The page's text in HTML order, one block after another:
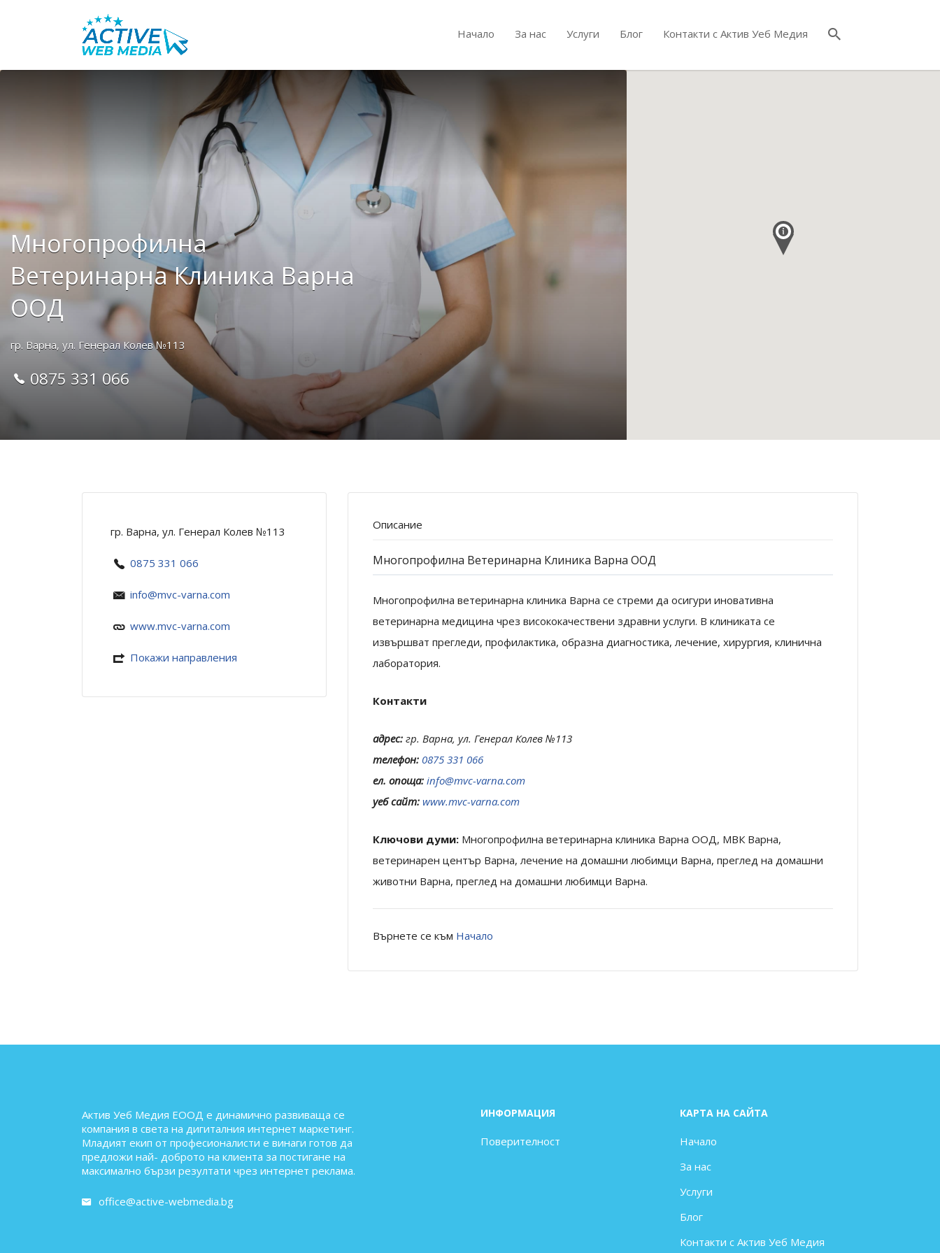
Начало За нас Услуги Блог Контакти с Актив Уеб Медия
Search
for:
Многопрофилна
Ветеринарна Клиника Варна
ООД
гр. Варна, ул. Генерал Колев №113
0875 331 066
гр. Варна, ул. Генерал Колев №113
0875 331 066
info@mvc-varna.com
www.mvc-varna.com
Покажи направления
Описание
Многопрофилна Ветеринарна Клиника Варна ООД
Многопрофилна ветеринарна клиника Варна се стреми да осигури иновативна
ветеринарна медицина чрез висококачествени здравни услуги. В клиниката се
извършват прегледи, профилактика, образна диагностика, лечение, хирургия, клинична
лаборатория.
Контакти
адрес: гр. Варна, ул. Генерал Колев №113
телефон: 0875 331 066
ел. опоща: info@mvc-varna.com
уеб сайт: www.mvc-varna.com
Ключови думи: Многопрофилна ветеринарна клиника Варна ООД, МВК Варна,
ветеринарен център Варна, лечение на домашни любимци Варна, преглед на домашни
животни Варна, преглед на домашни любимци Варна.
Върнете се към Начало
Актив Уеб Медия ЕООД е динамично развиваща се
компания в света на дигиталния интернет маркетинг.
Младият екип от професионалисти е винаги готов да
предложи най- доброто на клиента за постигане на
максимално бързи резултати чрез интернет реклама.
office@active-webmedia.bg
ИНФОРМАЦИЯ
Поверителност
КАРТА НА САЙТА
Начало
За нас
Услуги
Блог
Контакти с Актив Уеб Медия